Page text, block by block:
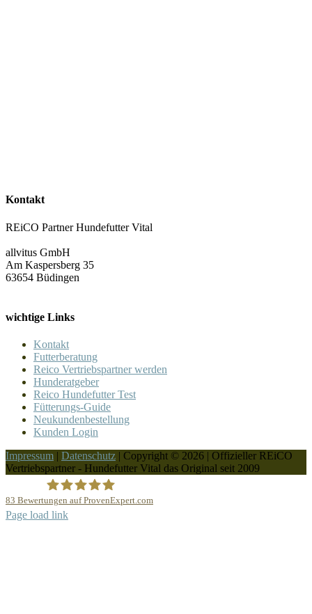
Kontakt
REiCO Partner Hundefutter Vital
allvitus GmbH
Am Kaspersberg 35
63654 Büdingen
wichtige Links
Kontakt
Futterberatung
Reico Vertriebspartner werden
Hunderatgeber
Reico Hundefutter Test
Fütterungs-Guide
Neukundenbestellung
Kunden Login
Impressum | Datenschutz | Copyright © 2026 | Offizieller REiCO
Vertriebspartner - Hundefutter Vital das Original seit 2009
83 Bewertungen auf ProvenExpert.com
Page load link